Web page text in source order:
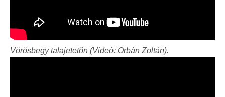
Vörösbegy talajetetőn (Videó: Orbán Zoltán).